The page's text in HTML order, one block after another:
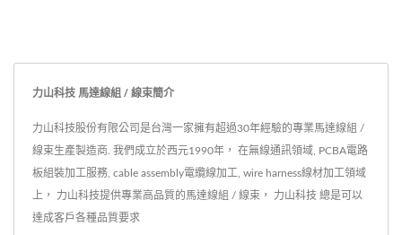
力山科技 馬達線組 / 線束簡介
力山科技股份有限公司是台灣一家擁有超過30年經驗的專業馬達線組 /
線束生產製造商. 我們成立於西元1990年， 在無線通訊領域, PCBA電路
板組裝加工服務, cable assembly電纜線加工, wire harness線材加工領域
上， 力山科技提供專業高品質的馬達線組 / 線束， 力山科技 總是可以
達成客戶各種品質要求